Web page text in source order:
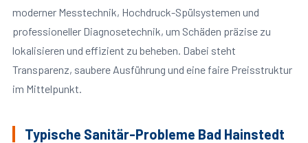
moderner Messtechnik, Hochdruck-Spülsystemen und
professioneller Diagnosetechnik, um Schäden präzise zu
lokalisieren und effizient zu beheben. Dabei steht
Transparenz, saubere Ausführung und eine faire Preisstruktur
im Mittelpunkt.
Typische Sanitär-Probleme Bad Hainstedt